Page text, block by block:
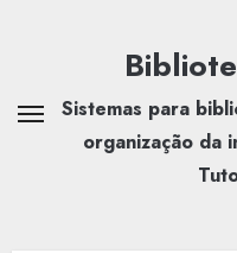
Sistemas para
organização da